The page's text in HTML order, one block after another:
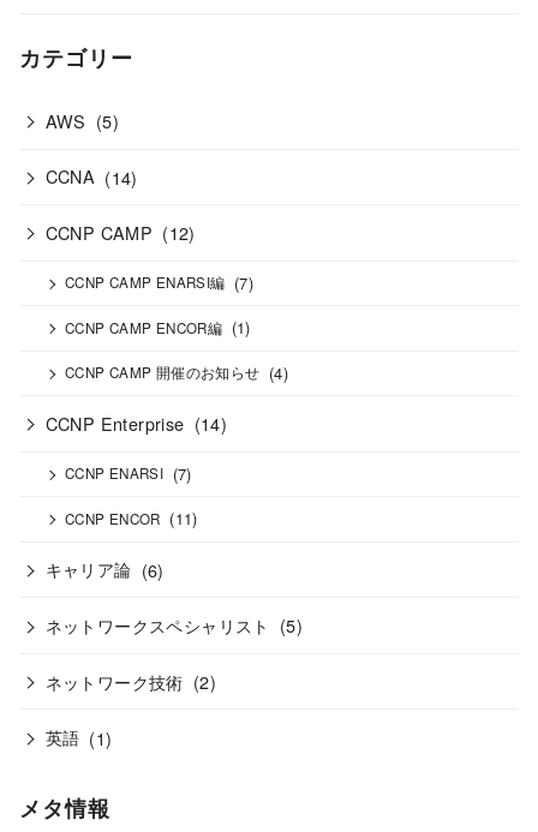
カテゴリー
AWS (5)
CCNA (14)
CCNP CAMP (12)
CCNP CAMP ENARSI編 (7)
CCNP CAMP ENCOR編 (1)
CCNP CAMP 開催のお知らせ (4)
CCNP Enterprise (14)
CCNP ENARSI (7)
CCNP ENCOR (11)
キャリア論 (6)
ネットワークスペシャリスト (5)
ネットワーク技術 (2)
英語 (1)
メタ情報